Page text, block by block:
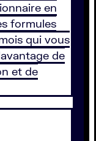
en
formules
qui vous
de
et de